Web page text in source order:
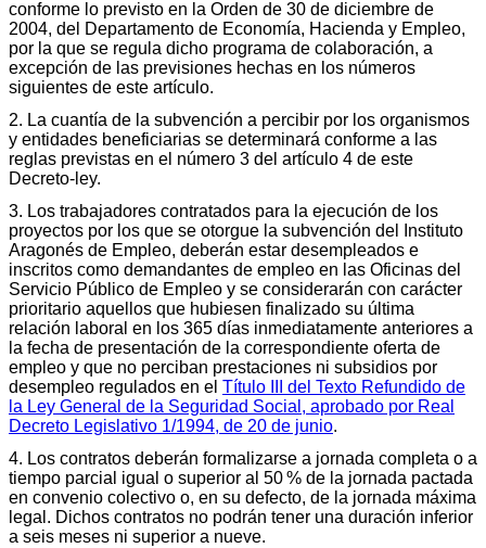
conforme lo previsto en la Orden de 30 de diciembre de
2004, del Departamento de Economía, Hacienda y Empleo,
por la que se regula dicho programa de colaboración, a
excepción de las previsiones hechas en los números
siguientes de este artículo.
2. La cuantía de la subvención a percibir por los organismos
y entidades beneficiarias se determinará conforme a las
reglas previstas en el número 3 del artículo 4 de este
Decreto-ley.
3. Los trabajadores contratados para la ejecución de los
proyectos por los que se otorgue la subvención del Instituto
Aragonés de Empleo, deberán estar desempleados e
inscritos como demandantes de empleo en las Oficinas del
Servicio Público de Empleo y se considerarán con carácter
prioritario aquellos que hubiesen finalizado su última
relación laboral en los 365 días inmediatamente anteriores a
la fecha de presentación de la correspondiente oferta de
empleo y que no perciban prestaciones ni subsidios por
desempleo regulados en el Título III del Texto Refundido de
la Ley General de la Seguridad Social, aprobado por Real
Decreto Legislativo 1/1994, de 20 de junio.
4. Los contratos deberán formalizarse a jornada completa o a
tiempo parcial igual o superior al 50 % de la jornada pactada
en convenio colectivo o, en su defecto, de la jornada máxima
legal. Dichos contratos no podrán tener una duración inferior
a seis meses ni superior a nueve.